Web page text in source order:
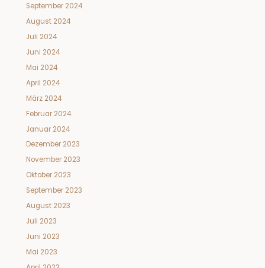
September 2024
August 2024
Juli 2024
Juni 2024
Mai 2024
April 2024
März 2024
Februar 2024
Januar 2024
Dezember 2023
November 2023
Oktober 2023
September 2023
August 2023
Juli 2023
Juni 2023
Mai 2023